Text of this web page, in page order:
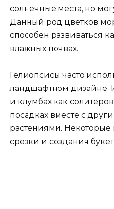
солнечные места, но
Данный род цветков
способен развиваться
влажных почвах.
Гелиопсисы часто
ландшафтном дизайне.
и клумбах как
посадках вместе с
растениями.
срезки и создания